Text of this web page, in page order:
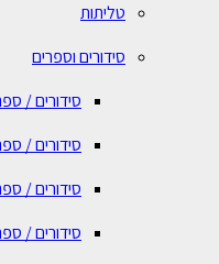
טליתות
סידורים וספרים
סידורים /
⁠סידורים /
סידורים /
סידורים /